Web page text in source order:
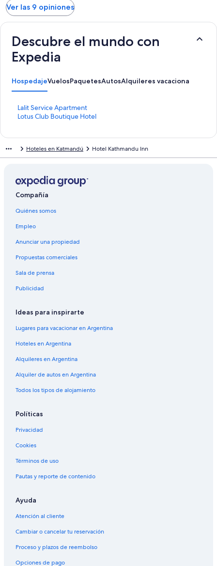
Ver las 9 opiniones
Descubre el mundo con
Expedia
HospedajeVuelosPaquetesAutosAlquileres vacacionales
Lalit Service Apartment
E
n
e
p
r
a
a
r
r
a
p
g
n
e
l
t
e
v
c
A
a
t
m
t
Lotus Club Boutique Hotel
E
e
a
r
a
b
i
a
á
i
d
o
u
C
u
B
u
i
u
e
t
l
Hoteles en Katmandú Hotel Kathmandu Inn
Compañía
Quiénes somos
Empleo
Anunciar una propiedad
Propuestas comerciales
Sala de prensa
Publicidad
Ideas para inspirarte
Lugares para vacacionar en Argentina
Hoteles en Argentina
Alquileres en Argentina
Alquiler de autos en Argentina
Todos los tipos de alojamiento
Políticas
Privacidad
Cookies
Términos de uso
Pautas y reporte de contenido
Ayuda
Atención al cliente
Cambiar o cancelar tu reservación
Proceso y plazos de reembolso
Opciones de pago